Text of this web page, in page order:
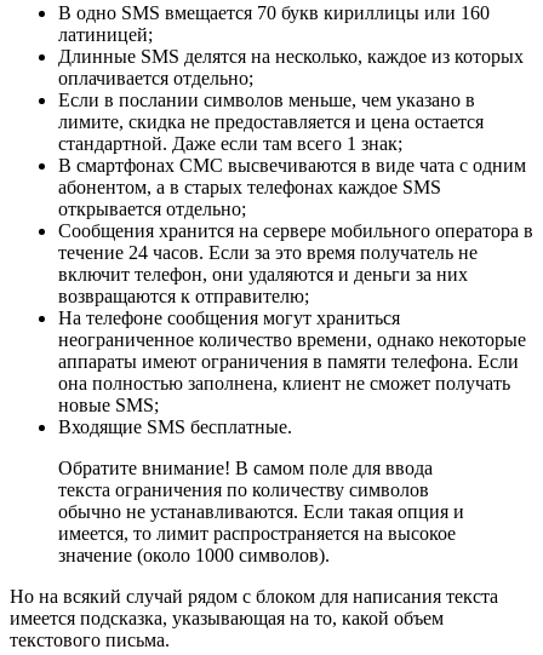
В одно SMS вмещается 70 букв кириллицы или 160
латиницей;
Длинные SMS делятся на несколько, каждое из которых
оплачивается отдельно;
Если в послании символов меньше, чем указано в
лимите, скидка не предоставляется и цена остается
стандартной. Даже если там всего 1 знак;
В смартфонах СМС высвечиваются в виде чата с одним
абонентом, а в старых телефонах каждое SMS
открывается отдельно;
Сообщения хранится на сервере мобильного оператора в
течение 24 часов. Если за это время получатель не
включит телефон, они удаляются и деньги за них
возвращаются к отправителю;
На телефоне сообщения могут храниться
неограниченное количество времени, однако некоторые
аппараты имеют ограничения в памяти телефона. Если
она полностью заполнена, клиент не сможет получать
новые SMS;
Входящие SMS бесплатные.
Обратите внимание! В самом поле для ввода
текста ограничения по количеству символов
обычно не устанавливаются. Если такая опция и
имеется, то лимит распространяется на высокое
значение (около 1000 символов).
Но на всякий случай рядом с блоком для написания текста
имеется подсказка, указывающая на то, какой объем
текстового письма.